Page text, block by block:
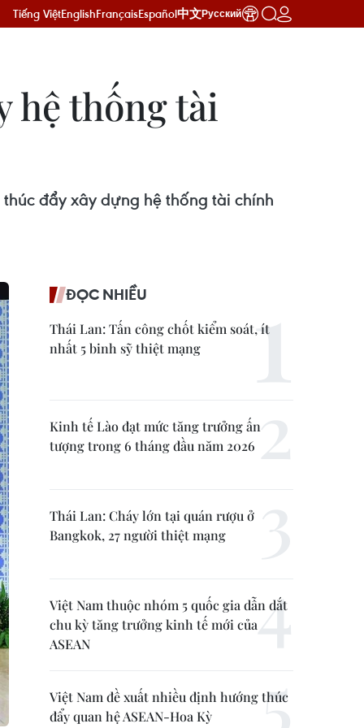
Tiếng ViệtEnglishFrançaisEspañol中文Русский
hệ thống tài
đẩy xây dựng hệ thống tài chính
ĐỌC NHIỀU
Thái Lan: Tấn công chốt kiểm soát, ít
nhất 5 binh sỹ thiệt mạng
Kinh tế Lào đạt mức tăng trưởng ấn
tượng trong 6 tháng đầu năm 2026
Thái Lan: Cháy lớn tại quán rượu ở
Bangkok, 27 người thiệt mạng
Việt Nam thuộc nhóm 5 quốc gia dẫn dắt
chu kỳ tăng trưởng kinh tế mới của
ASEAN
Việt Nam đề xuất nhiều định hướng thúc
đẩy quan hệ ASEAN-Hoa Kỳ